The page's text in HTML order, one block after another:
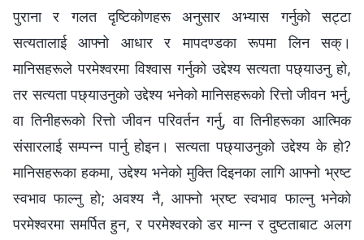
पुराना र गलत दृष्टिकोणहरू अनुसार अभ्यास गर्नुको सट्टा
सत्यतालाई आफ्नो आधार र मापदण्डका रूपमा लिन सक्।
मानिसहरूले परमेश्‍वरमा विश्‍वास गर्नुको उद्देश्य सत्यता पछ्याउनु हो,
तर सत्यता पछ्याउनुको उद्देश्य भनेको मानिसहरूको रित्तो जीवन भर्नु,
वा तिनीहरूको रित्तो जीवन परिवर्तन गर्नु, वा तिनीहरूका आत्मिक
संसारलाई सम्पन्न पार्नु होइन। सत्यता पछ्याउनुको उद्देश्य के हो?
मानिसहरूका हकमा, उद्देश्य भनेको मुक्ति दिइनका लागि आफ्नो भ्रष्ट
स्वभाव फाल्नु हो; अवश्य नै, आफ्नो भ्रष्ट स्वभाव फाल्नु भनेको
परमेश्‍वरमा समर्पित हुन, र परमेश्‍वरको डर मान्‍न र दुष्टताबाट अलग